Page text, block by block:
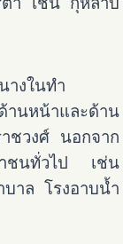
างในทำ
นหน้าและด้าน
าชวงศ์ นอกจาก
าชนทั่วไป เช่น
าล โรงอาบน้ำ